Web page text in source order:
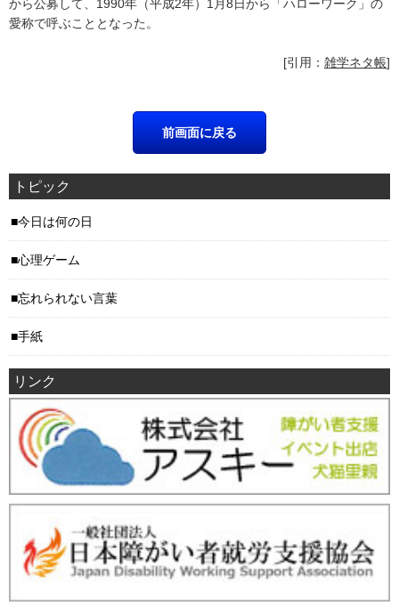
から公募して、1990年（平成2年）1月8日から「ハローワーク」の
愛称で呼ぶこととなった。
[引用： 雑学ネタ帳]
トピック
今日は何の日
心理ゲーム
忘れられない言葉
手紙
リンク